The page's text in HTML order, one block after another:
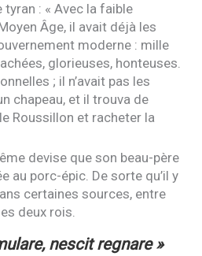
: « Avec la faible
Âge, il avait déjà les
moderne : mille
glorieuses, honteuses.
; il n’avait pas les
chapeau, et il trouva de
Roussillon et racheter la
devise que son beau-père
au porc-épic. De sorte qu’il y
certaines sources, entre
deux rois.
nescit regnare »